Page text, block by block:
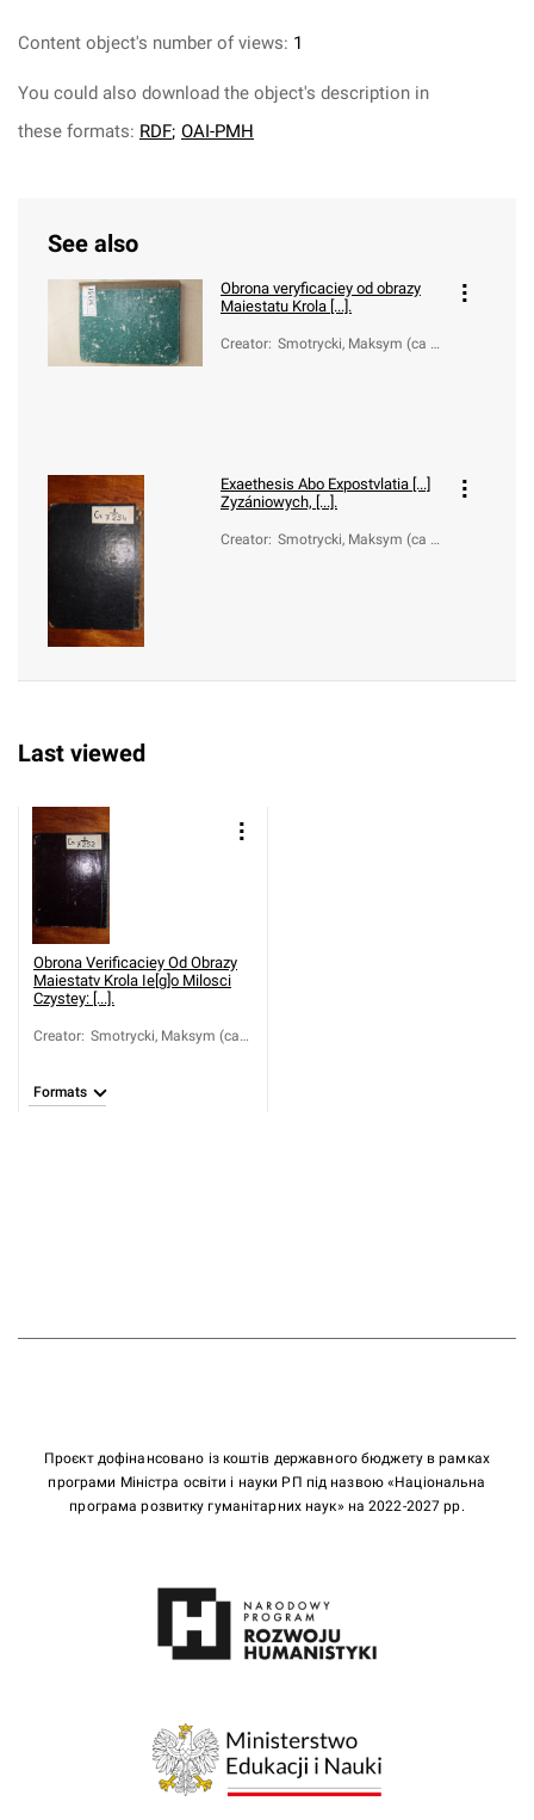
Content object's number of views: 1
You could also download the object's description in
these formats: RDF; OAI-PMH
See also
Obrona veryficaciey od obrazy
Maiestatu Krola [...].
Creator: Smotrycki, Maksym (ca 1
Exaethesis Abo Expostvlatia [...]
Zyzániowych, [...].
Creator: Smotrycki, Maksym (ca 1
Last viewed
Obrona Verificaciey Od Obrazy
Maiestatv Krola Ie[g]o Milosci
Czystey: [...].
Creator: Smotrycki, Maksym (ca
Formats
Проєкт дофінансовано із коштів державного бюджету в рамках
програми Міністра освіти і науки РП під назвою «Національна
програма розвитку гуманітарних наук» на 2022-2027 рр.